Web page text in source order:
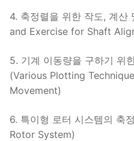
4. 축정렬을 위한 작도, 계
and Exercise for Shaft
5. 기계 이동량을 구하기 위
(Various Plotting
Movement)
6. 특이형 로터 시스템의
Rotor System)